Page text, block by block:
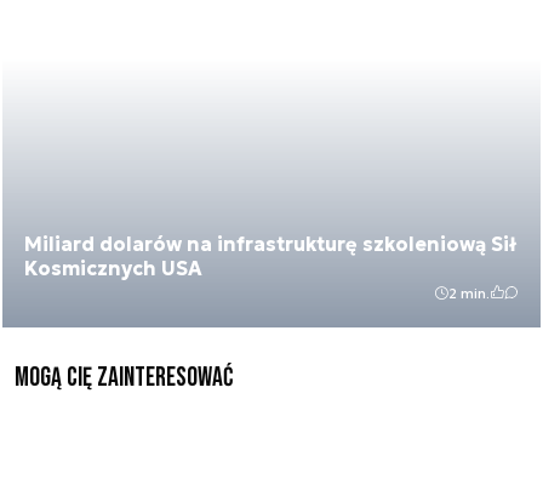
Miliard dolarów na infrastrukturę szkoleniową Sił
Kosmicznych USA
2 min.
Mogą Cię zainteresować